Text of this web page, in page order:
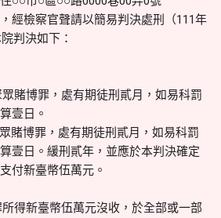
經檢察官聲請以簡易判決處刑（111年
判決如下：
賭博罪，處有期徒刑貳月，如易科罰
壹日。
賭博罪，處有期徒刑貳月，如易科罰
壹日。緩刑貳年，並應於本判決確定
付新臺幣伍萬元。
新臺幣伍萬元沒收，於全部或一部